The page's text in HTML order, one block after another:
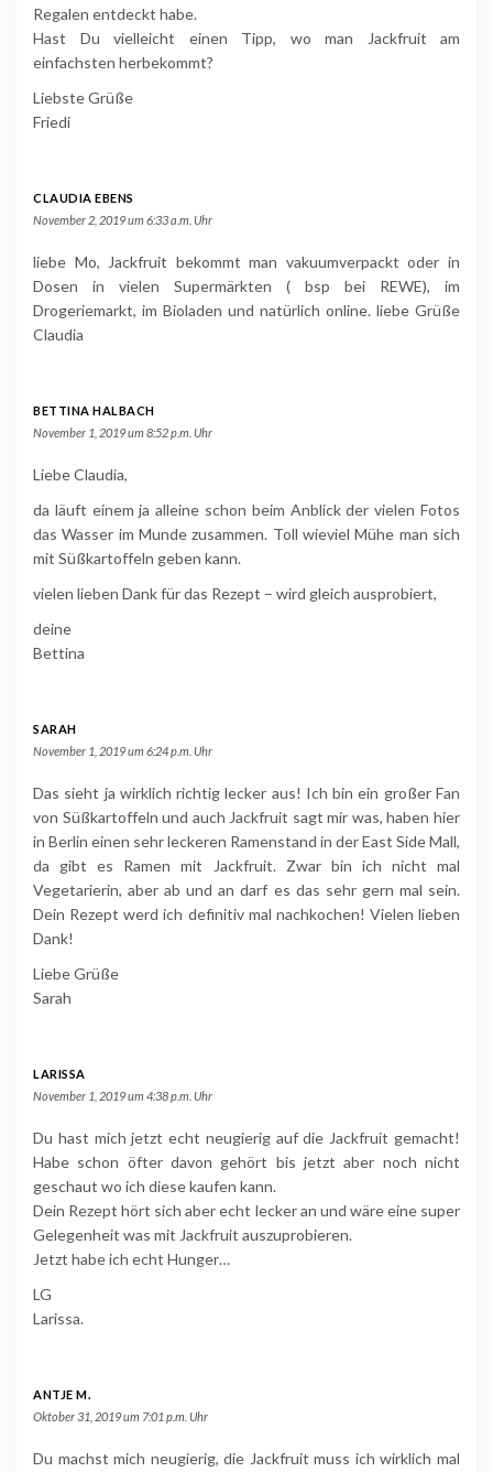
Regalen entdeckt habe.
Hast Du vielleicht einen Tipp, wo man Jackfruit am
einfachsten herbekommt?
Liebste Grüße
Friedi
CLAUDIA EBENS
November 2, 2019 um 6:33 a.m. Uhr
liebe Mo, Jackfruit bekommt man vakuumverpackt oder in
Dosen in vielen Supermärkten ( bsp bei REWE), im
Drogeriemarkt, im Bioladen und natürlich online. liebe Grüße
Claudia
BETTINA HALBACH
November 1, 2019 um 8:52 p.m. Uhr
Liebe Claudia,
da läuft einem ja alleine schon beim Anblick der vielen Fotos
das Wasser im Munde zusammen. Toll wieviel Mühe man sich
mit Süßkartoffeln geben kann.
vielen lieben Dank für das Rezept – wird gleich ausprobiert,
deine
Bettina
SARAH
November 1, 2019 um 6:24 p.m. Uhr
Das sieht ja wirklich richtig lecker aus! Ich bin ein großer Fan
von Süßkartoffeln und auch Jackfruit sagt mir was, haben hier
in Berlin einen sehr leckeren Ramenstand in der East Side Mall,
da gibt es Ramen mit Jackfruit. Zwar bin ich nicht mal
Vegetarierin, aber ab und an darf es das sehr gern mal sein.
Dein Rezept werd ich definitiv mal nachkochen! Vielen lieben
Dank!
Liebe Grüße
Sarah
LARISSA
November 1, 2019 um 4:38 p.m. Uhr
Du hast mich jetzt echt neugierig auf die Jackfruit gemacht!
Habe schon öfter davon gehört bis jetzt aber noch nicht
geschaut wo ich diese kaufen kann.
Dein Rezept hört sich aber echt lecker an und wäre eine super
Gelegenheit was mit Jackfruit auszuprobieren.
Jetzt habe ich echt Hunger…
LG
Larissa.
ANTJE M.
Oktober 31, 2019 um 7:01 p.m. Uhr
Du machst mich neugierig, die Jackfruit muss ich wirklich mal